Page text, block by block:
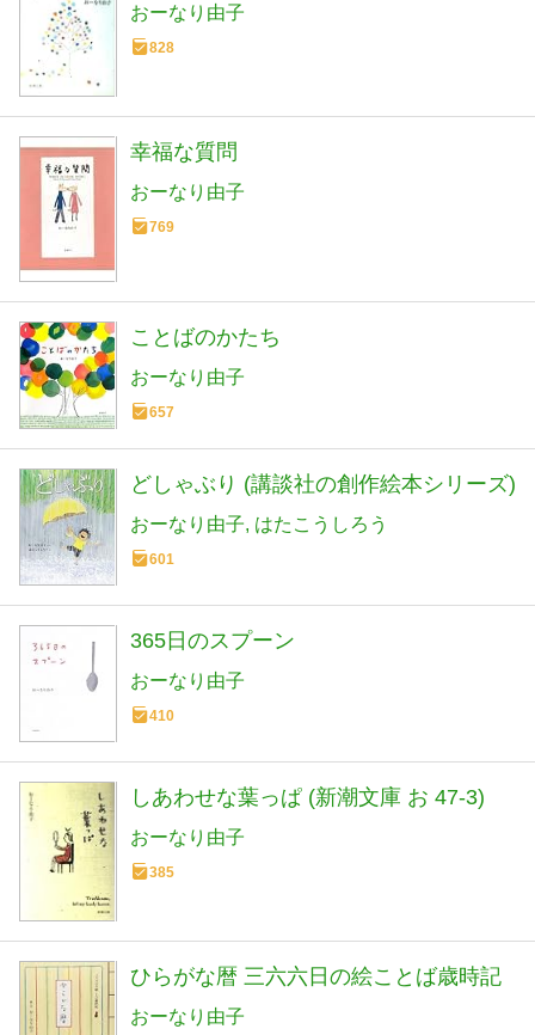
おーなり由子
828
幸福な質問
おーなり由子
769
ことばのかたち
おーなり由子
657
どしゃぶり (講談社の創作絵本シリーズ)
おーなり由子 はたこうしろう
601
365日のスプーン
おーなり由子
410
しあわせな葉っぱ (新潮文庫 お 47-3)
おーなり由子
385
ひらがな暦 三六六日の絵ことば歳時記
おーなり由子